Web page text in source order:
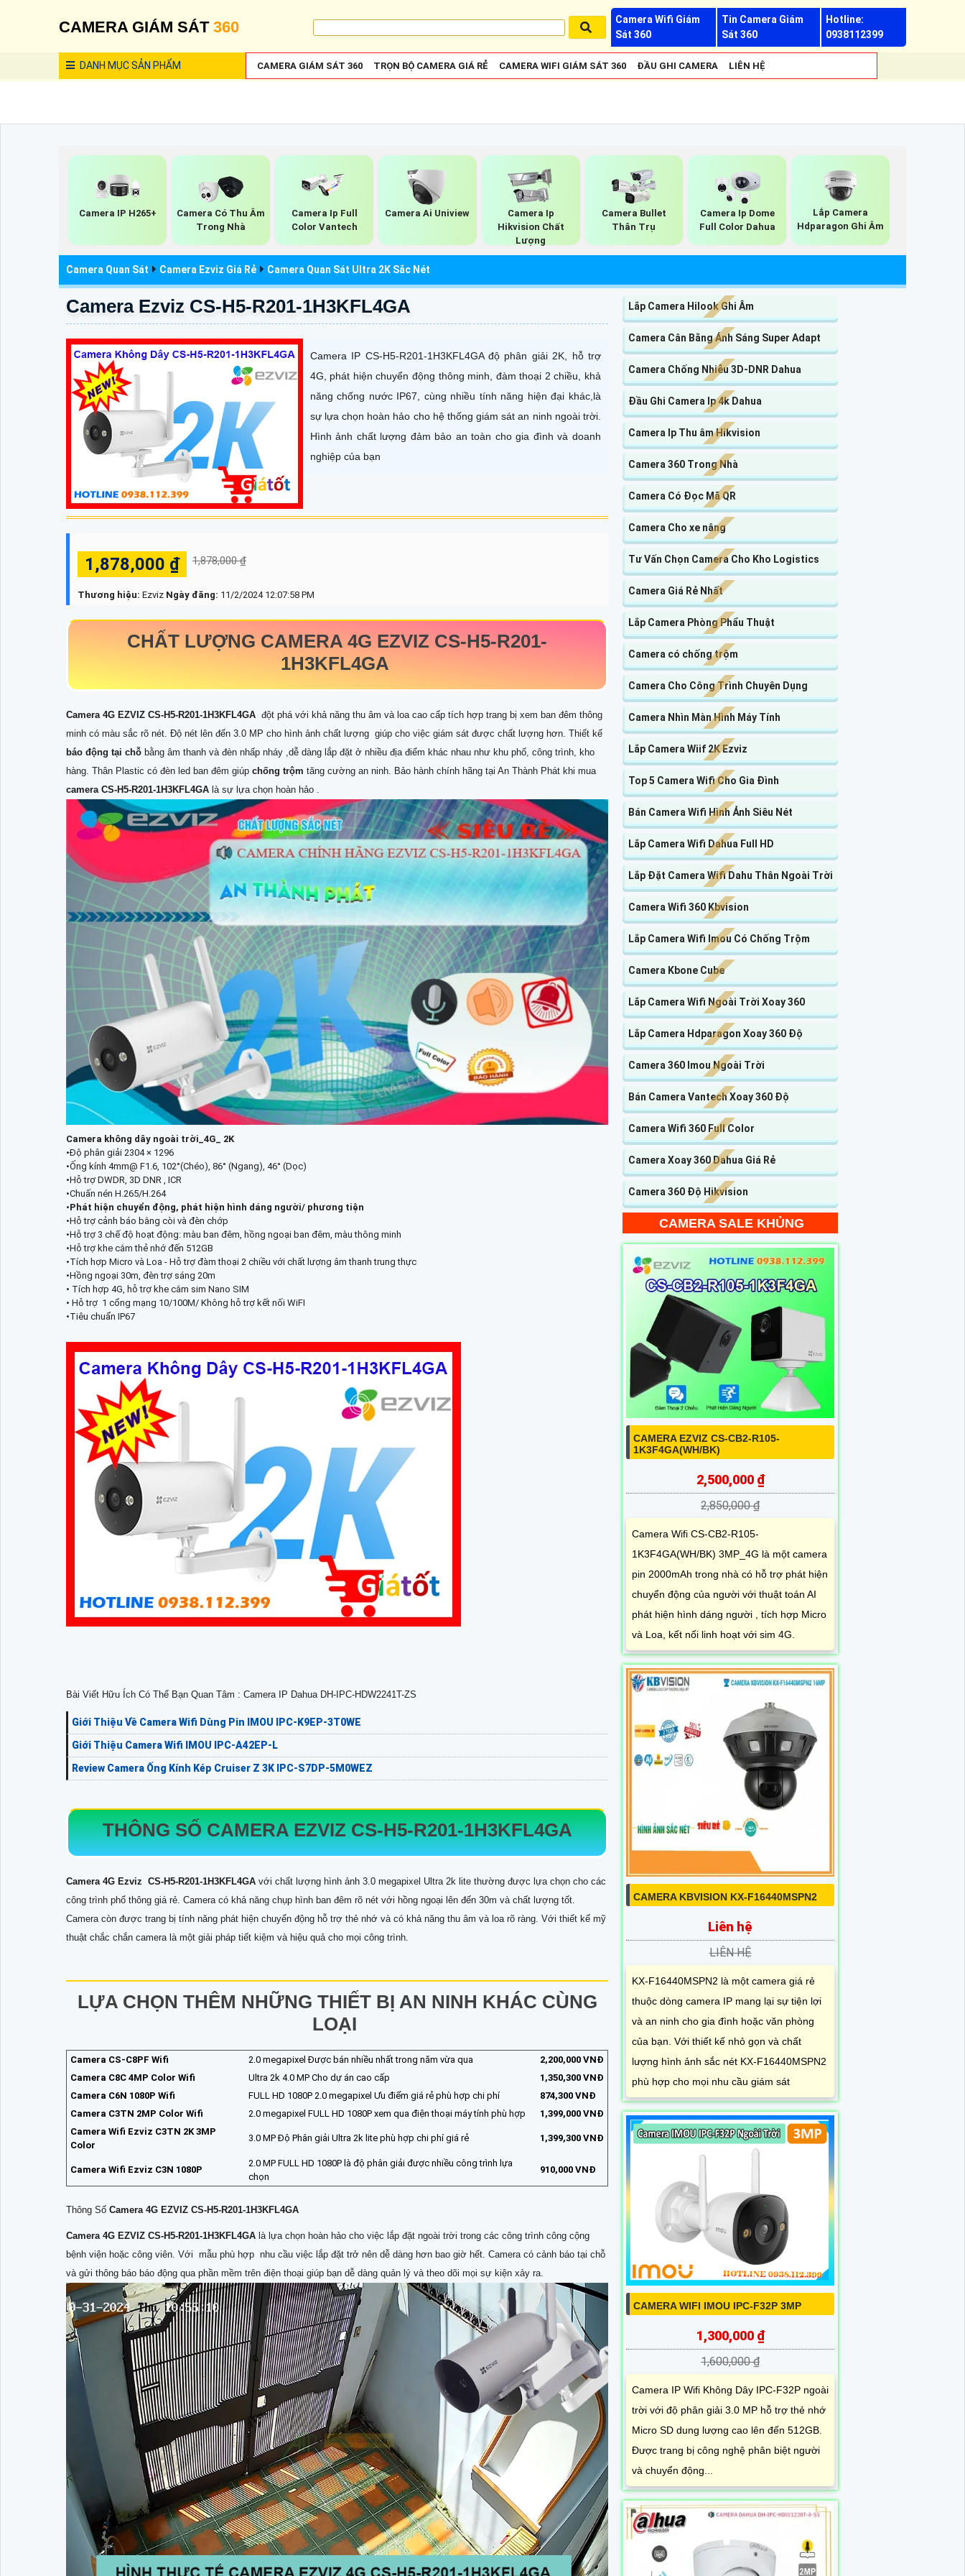
CAMERA GIÁM SÁT 360
Camera Wifi Giám
Sát 360
Tin Camera Giám
Sát 360
Hotline:
0938112399
DANH MỤCSẢN PHẨM CAMERA GIÁM SÁT 360 TRỌN BỘ CAMERA GIÁ RẺ CAMERA WIFI GIÁM SÁT 360 ĐẦU GHI CAMERA LIÊN HỆ
Camera IP H265+
Camera Có Thu Âm
Trong Nhà
Camera Ip Full
Color Vantech
Camera Ai Uniview
Camera Ip
Hikvision Chất
Lượng
Camera Bullet
Thân Trụ
Camera Ip Dome
Full Color Dahua
Lắp Camera
Hdparagon Ghi Âm
Camera Quan Sát Camera Ezviz Giá Rẻ Camera Quan Sát Ultra 2K Sắc Nét
Camera Ezviz CS-H5-R201-1H3KFL4GA
Camera IP CS-H5-R201-1H3KFL4GA độ phân giải 2K, hỗ trợ
4G, phát hiện chuyển động thông minh, đàm thoại 2 chiều, khả
năng chống nước IP67, cùng nhiều tính năng hiện đại khác,là
sự lựa chọn hoàn hảo cho hệ thống giám sát an ninh ngoài trời.
Hình ảnh chất lượng đảm bảo an toàn cho gia đình và doanh
nghiệp của bạn
1,878,000 ₫ 1,878,000 ₫
Thương hiệu: Ezviz Ngày đăng: 11/2/2024 12:07:58 PM
CHẤT LƯỢNG CAMERA 4G EZVIZ CS-H5-R201-
1H3KFL4GA
Camera 4G EZVIZ CS-H5-R201-1H3KFL4GA đột phá với khả năng thu âm và loa cao cấp tích hợp trang bị xem ban đêm thông
minh có màu sắc rõ nét. Độ nét lên đến 3.0 MP cho hình ảnh chất lượng giúp cho việc giám sát được chất lượng hơn. Thiết kế
báo động tại chỗ bằng âm thanh và đèn nhấp nháy ,dễ dàng lắp đặt ở nhiều địa điểm khác nhau như khu phố, công trình, kho
hàng. Thân Plastic có đèn led ban đêm giúp chống trộm tăng cường an ninh. Bảo hành chính hãng tại An Thành Phát khi mua
camera CS-H5-R201-1H3KFL4GA là sự lựa chọn hoàn hảo .
Camera không dây ngoài trời_4G_ 2K
•Độ phân giải 2304 × 1296
•Ống kính 4mm@ F1.6, 102°(Chéo), 86° (Ngang), 46° (Dọc)
•Hỗ trợ DWDR, 3D DNR , ICR
•Chuấn nén H.265/H.264
•Phát hiện chuyển động, phát hiện hình dáng người/ phương tiện
•Hỗ trợ cảnh báo bằng còi và đèn chớp
•Hỗ trợ 3 chế độ hoạt động: màu ban đêm, hồng ngoại ban đêm, màu thông minh
•Hỗ trợ khe cắm thẻ nhớ đến 512GB
•Tích hợp Micro và Loa - Hỗ trợ đàm thoại 2 chiều với chất lượng âm thanh trung thực
•Hồng ngoại 30m, đèn trợ sáng 20m
• Tích hợp 4G, hỗ trợ khe cắm sim Nano SIM
• Hỗ trợ 1 cổng mạng 10/100M/ Không hỗ trợ kết nối WiFI
•Tiêu chuẩn IP67
Bài Viết Hữu Ích Có Thể Bạn Quan Tâm : Camera IP Dahua DH-IPC-HDW2241T-ZS
Giới Thiệu Về Camera Wifi Dùng Pin IMOU IPC-K9EP-3T0WE
Giới Thiệu Camera Wifi IMOU IPC-A42EP-L
Review Camera Ống Kính Kép Cruiser Z 3K IPC-S7DP-5M0WEZ
THÔNG SỐ CAMERA EZVIZCS-H5-R201-1H3KFL4GA
Camera 4G Ezviz CS-H5-R201-1H3KFL4GA với chất lượng hình ảnh 3.0 megapixel Ultra 2k lite thường được lựa chọn cho các
công trình phổ thông giá rẻ. Camera có khả năng chụp hình ban đêm rõ nét với hồng ngoại lên đến 30m và chất lượng tốt.
Camera còn được trang bị tính năng phát hiện chuyển động hỗ trợ thẻ nhớ và có khả năng thu âm và loa rõ ràng. Với thiết kế mỹ
thuật chắc chắn camera là một giải pháp tiết kiệm và hiệu quả cho mọi công trình.
LỰA CHỌN THÊM NHỮNG THIẾT BỊ AN NINH KHÁC CÙNG
LOẠI
Camera CS-C8PF Wifi 2.0 megapixel Được bán nhiều nhất trong năm vừa qua
2,200,000 VNĐ
Camera C8C 4MP Color Wifi
Ultra 2k 4.0 MP Cho dự án cao cấp
1,350,300 VNĐ
Camera C6N 1080P Wifi
FULL HD 1080P 2.0 megapixel Ưu điểm giá rẻ phù hợp chi phí
874,300 VNĐ
Camera C3TN 2MP Color Wifi
2.0 megapixel FULL HD 1080P xem qua điện thoại máy tính phù hợp
1,399,000 VNĐ
Camera Wifi Ezviz C3TN 2K 3MP
Color
3.0 MP Độ Phân giải Ultra 2k lite phù hợp chi phí giá rẻ 1,399,300 VNĐ
Camera Wifi Ezviz C3N 1080P
2.0 MP FULL HD 1080P là độ phân giải được nhiều công trình lựa
chọn
910,000 VNĐ
Thông Số Camera 4G EZVIZ CS-H5-R201-1H3KFL4GA
Camera 4G EZVIZ CS-H5-R201-1H3KFL4GA là lựa chọn hoàn hảo cho việc lắp đặt ngoài trời trong các công trình công cộng
bệnh viện hoặc công viên. Với mẫu phù hợp nhu cầu việc lắp đặt trở nên dễ dàng hơn bao giờ hết. Camera có cảnh báo tại chỗ
và gửi thông báo báo động qua phần mềm trên điện thoại giúp bạn dễ dàng quản lý và theo dõi mọi sự kiện xảy ra.
Lắp Camera Hilook Ghi Âm
Camera Cân Bằng Ánh Sáng Super Adapt
Camera Chống Nhiễu 3D-DNR Dahua
Đầu Ghi Camera Ip 4k Dahua
Camera Ip Thu âm Hikvision
Camera 360 Trong Nhà
Camera Có Đọc Mã QR
Camera Cho xe nâng
Tư Vấn Chọn Camera Cho Kho Logistics
Camera Giá Rẻ Nhất
Lắp Camera Phòng Phẩu Thuật
Camera có chống trộm
Camera Cho Công Trình Chuyên Dụng
Camera Nhìn Màn Hình Máy Tính
Lắp Camera Wiif 2K Ezviz
Top 5 Camera Wifi Cho Gia Đình
Bán Camera Wifi Hình Ảnh Siêu Nét
Lắp Camera Wifi Dahua Full HD
Lắp Đặt Camera Wifi Dahu Thân Ngoài Trời
Camera Wifi 360 Kbvision
Lắp Camera Wifi Imou Có Chống Trộm
Camera Kbone Cube
Lắp Camera Wifi Ngoài Trời Xoay 360
Lắp Camera Hdparagon Xoay 360 Độ
Camera 360 Imou Ngoài Trời
Bán Camera Vantech Xoay 360 Độ
Camera Wifi 360 Full Color
Camera Xoay 360 Dahua Giá Rẻ
Camera 360 Độ Hikvision
CAMERA SALE KHỦNG
CAMERA EZVIZ CS-CB2-R105-
1K3F4GA(WH/BK)
2,500,000 ₫
2,850,000 ₫
Camera Wifi CS-CB2-R105-
1K3F4GA(WH/BK) 3MP_4G là một camera
pin 2000mAh trong nhà có hỗ trợ phát hiện
chuyển động của người với thuật toán AI
phát hiện hình dáng người , tích hợp Micro
và Loa, kết nối linh hoạt với sim 4G.
CAMERA KBVISION KX-F16440MSPN2
Liên hệ
LIÊN HỆ
KX-F16440MSPN2 là một camera giá rẻ
thuộc dòng camera IP mang lại sự tiện lợi
và an ninh cho gia đình hoặc văn phòng
của bạn. Với thiết kế nhỏ gọn và chất
lượng hình ảnh sắc nét KX-F16440MSPN2
phù hợp cho mọi nhu cầu giám sát
CAMERA WIFI IMOU IPC-F32P 3MP
1,300,000 ₫
1,600,000 ₫
Camera IP Wifi Không Dây IPC-F32P ngoài
trời với độ phân giải 3.0 MP hỗ trợ thẻ nhớ
Micro SD dung lượng cao lên đến 512GB.
Được trang bị công nghệ phân biệt người
và chuyển động...